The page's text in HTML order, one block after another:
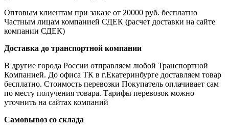
Оптовым клиентам при заказе от 20000 руб. бесплатно
Частным лицам компанией СДЕК (расчет доставки на сайте
компании СДЕК)
Доставка до транспортной компании
В другие города России отправляем любой Транспортной
Компанией. До офиса ТК в г.Екатеринбурге доставляем товар
бесплатно. Стоимость перевозки Покупатель оплачивает сам
по месту получения товара. Тарифы перевозок можно
уточнить на сайтах компаний
Самовывоз со склада